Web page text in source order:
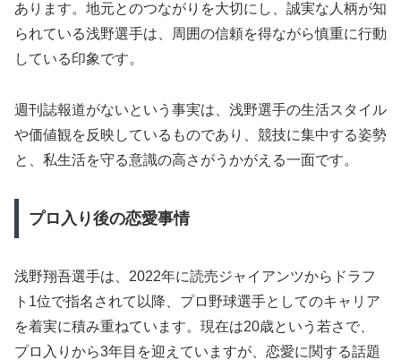
あります。地元とのつながりを大切にし、誠実な人柄が知
られている浅野選手は、周囲の信頼を得ながら慎重に行動
している印象です。
週刊誌報道がないという事実は、浅野選手の生活スタイル
や価値観を反映しているものであり、競技に集中する姿勢
と、私生活を守る意識の高さがうかがえる一面です。
プロ入り後の恋愛事情
浅野翔吾選手は、2022年に読売ジャイアンツからドラフ
ト1位で指名されて以降、プロ野球選手としてのキャリア
を着実に積み重ねています。現在は20歳という若さで、
プロ入りから3年目を迎えていますが、恋愛に関する話題